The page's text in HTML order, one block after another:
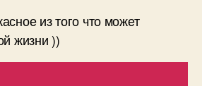
из того что может
жизни ))